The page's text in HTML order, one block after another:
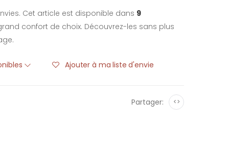
Cet article est disponible dans 9
confort de choix. Découvrez-les sans plus
Ajouter à ma liste d'envie
Partager: <>